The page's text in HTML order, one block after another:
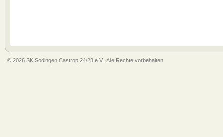
© 2026 SK Sodingen Castrop 24/23 e.V.. Alle Rechte vorbehalten